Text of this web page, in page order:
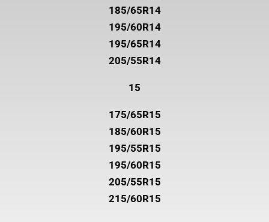
185/65R14
195/60R14
195/65R14
205/55R14
15
175/65R15
185/60R15
195/55R15
195/60R15
205/55R15
215/60R15